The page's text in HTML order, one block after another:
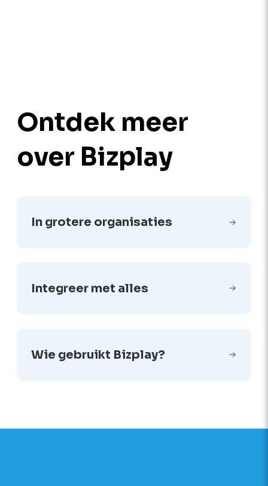
Ontdek meer
over Bizplay
In grotere organisaties
Integreer met alles
Wie gebruikt Bizplay?